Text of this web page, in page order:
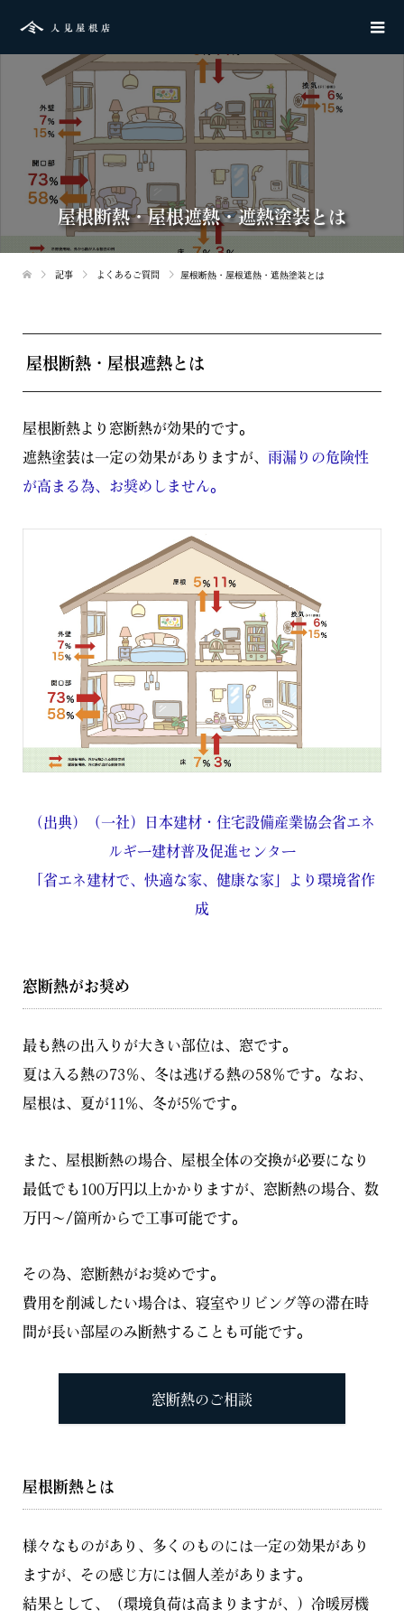
屋根断熱・屋根遮熱・遮熱塗装とは
記事 よくあるご質問 屋根断熱・屋根遮熱・遮熱塗装とは
屋根断熱・屋根遮熱とは
屋根断熱より窓断熱が効果的です。
遮熱塗装は一定の効果がありますが、 雨漏りの危険性
が高まる為、お奨めしません。
（出典）（一社）日本建材・住宅設備産業協会省エネ
ルギー建材普及促進センター
「省エネ建材で、快適な家、健康な家」より環境省作
成
窓断熱がお奨め
最も熱の出入りが大きい部位は、窓です。
夏は入る熱の73％、冬は逃げる熱の58％です。なお、
屋根は、夏が11%、冬が5%です。
また、屋根断熱の場合、屋根全体の交換が必要になり
最低でも100万円以上かかりますが、窓断熱の場合、数
万円～/箇所からで工事可能です。
その為、窓断熱がお奨めです。
費用を削減したい場合は、寝室やリビング等の滞在時
間が長い部屋のみ断熱することも可能です。
窓断熱のご相談
屋根断熱とは
様々なものがあり、多くのものには一定の効果があり
ますが、その感じ方には個人差があります。
結果として、（環境負荷は高まりますが、）冷暖房機